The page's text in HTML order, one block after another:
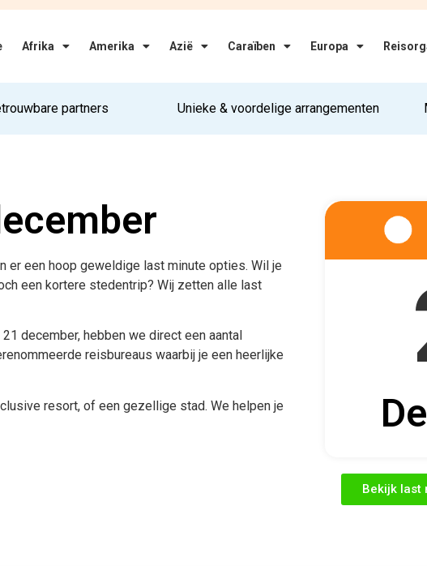
Afrika Amerika Azië Caraïben Europa
partners Unieke & voordelige arrangementen
er een hoop geweldige last minute opties. Wil je
een kortere stedentrip? Wij zetten alle last
december, hebben we direct een aantal
reisbureaus waarbij je een heerlijke
resort, of een gezellige stad. We helpen je
Bekijk last